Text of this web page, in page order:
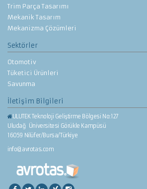
Trim Parça Tasarımı
Mekanik Tasarım
Mekanizma Çözümleri
Sektörler
Otomotiv
Tüketici Ürünleri
Savunma
İletişim Bilgileri
ULUTEK Teknoloji Geliştirme Bölgesi No:127
Uludağ Üniversitesi Görükle Kampüsü
16059 Nilüfer/Bursa/Türkiye
info@avrotas.com